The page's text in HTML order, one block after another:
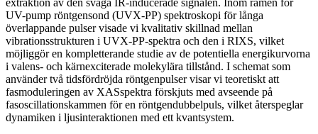
UV-pump röntgensond (UVX-PP) spektroskopi för långa
överlappande pulser visade vi kvalitativ skillnad mellan
vibrationsstrukturen i UVX-PP-spektra och den i RIXS, vilket
möjliggör en kompletterande studie av de potentiella energikurvorna
i valens- och kärnexciterade molekylära tillstånd. I schemat som
använder två tidsfördröjda röntgenpulser visar vi teoretiskt att
fasmoduleringen av XASspektra förskjuts med avseende på
fasoscillationskammen för en röntgendubbelpuls, vilket återspeglar
dynamiken i ljusinteraktionen med ett kvantsystem.